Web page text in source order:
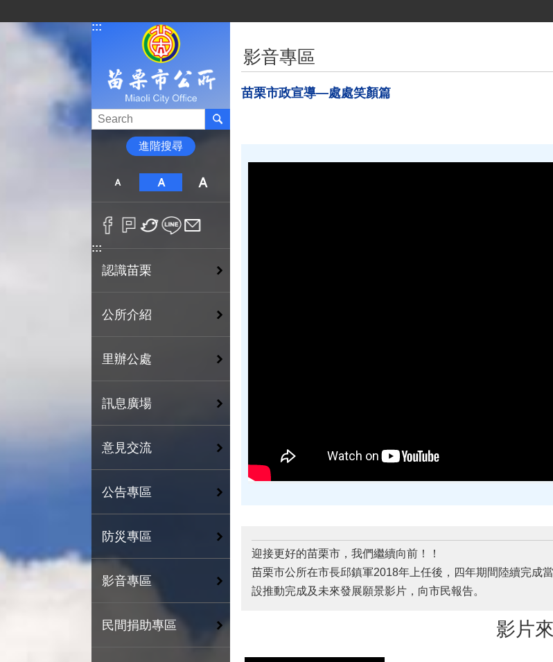
:::
進階搜尋
:::
認識苗栗
公所介紹
里辦公處
訊息廣場
意見交流
公告專區
防災專區
影音專區
民間捐助專區
影音專區
苗栗市政宣導—處處笑顏篇
迎接更好的苗栗市，我們繼續向前！！
苗栗市公所在市長邱鎮軍2018年上任後，四年期間陸續完成
設推動完成及未來發展願景影片，向市民報告。
影片